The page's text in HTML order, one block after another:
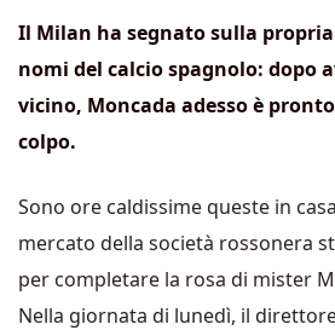
Il Milan ha segnato sulla
nomi del calcio spagnolo: dopo
vicino, Moncada adesso è
colpo.
Sono ore caldissime queste in casa
mercato della società rossonera
per completare la rosa di mister
Nella giornata di lunedì, il